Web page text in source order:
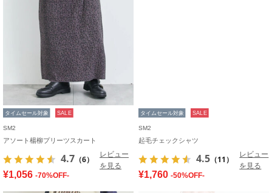
タイムセール対象 SALE
SM2
アソート楊柳プリーツスカート
4.7 （6）
レビュー
を見る
¥1,056 -70%OFF-
タイムセール対象 SALE
SM2
起毛チェックシャツ
4.5 （11）
レビュー
を見る
¥1,760 -50%OFF-